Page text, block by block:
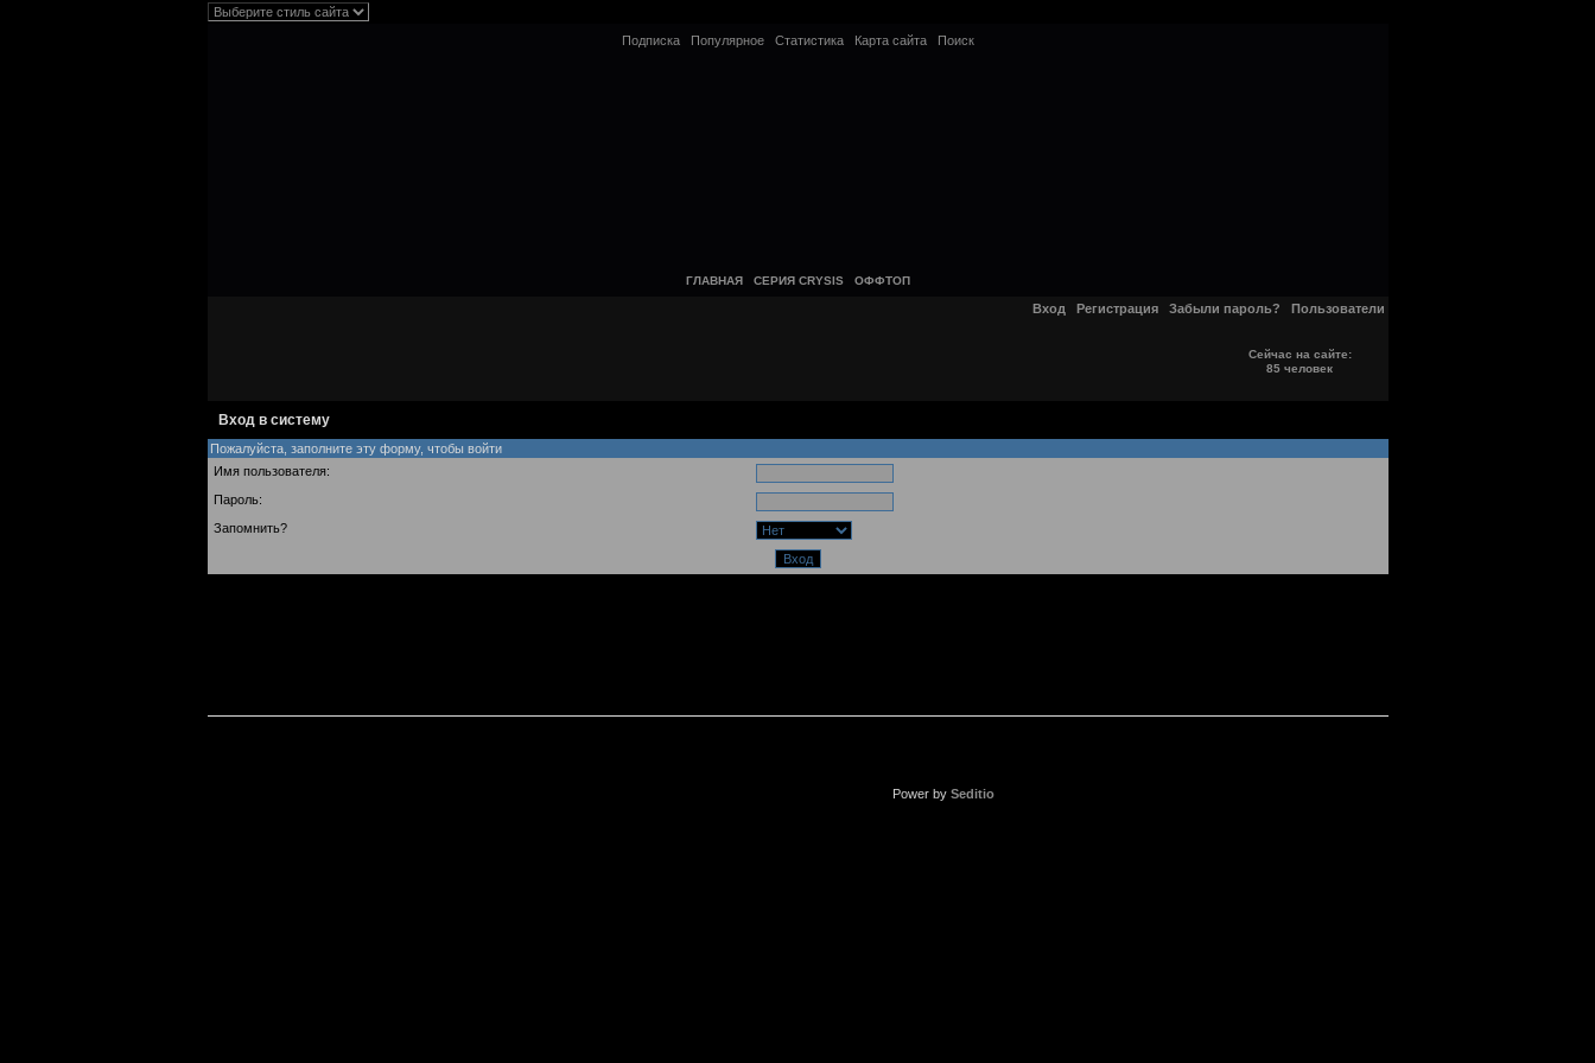
Подписка Популярное Статистика Карта сайта Поиск
ГЛАВНАЯ СЕРИЯ CRYSIS ОФФТОП
Вход Регистрация Забыли пароль? Пользователи
Сейчас на сайте:
85 человек
Вход в систему
Пожалуйста, заполните эту форму, чтобы войти
Имя пользователя:
Пароль:
Запомнить?
Power by Seditio